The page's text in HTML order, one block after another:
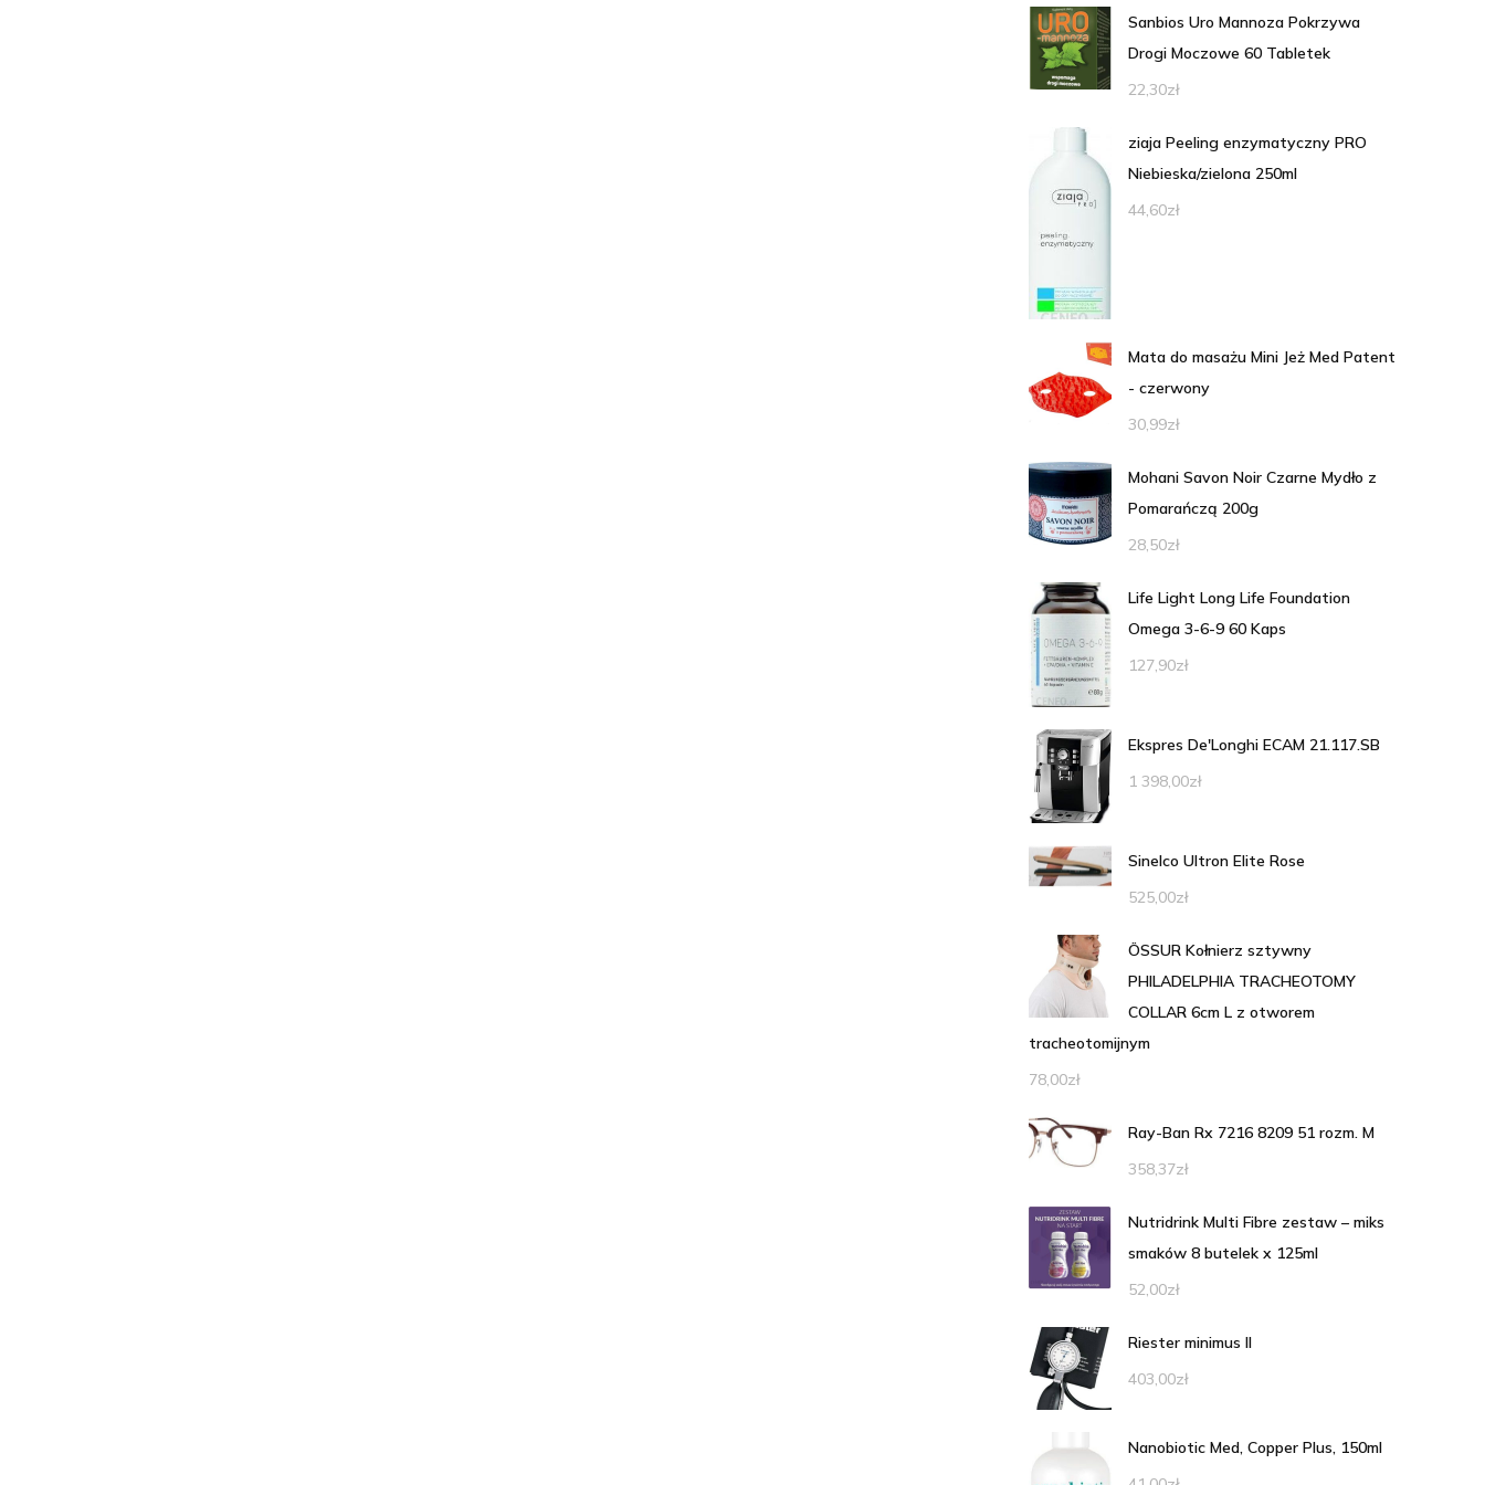
Sanbios Uro Mannoza Pokrzywa
Drogi Moczowe 60 Tabletek
22,30zł
ziaja Peeling enzymatyczny PRO
Niebieska/zielona 250ml
44,60zł
Mata do masażu Mini Jeż Med Patent
- czerwony
30,99zł
Mohani Savon Noir Czarne Mydło z
Pomarańczą 200g
28,50zł
Life Light Long Life Foundation
Omega 3-6-9 60 Kaps
127,90zł
Ekspres De'Longhi ECAM 21.117.SB
1 398,00zł
Sinelco Ultron Elite Rose
525,00zł
ÖSSUR Kołnierz sztywny
PHILADELPHIA TRACHEOTOMY
COLLAR 6cm L z otworem
tracheotomijnym
78,00zł
Ray-Ban Rx 7216 8209 51 rozm. M
358,37zł
Nutridrink Multi Fibre zestaw – miks
smaków 8 butelek x 125ml
52,00zł
Riester minimus II
403,00zł
Nanobiotic Med, Copper Plus, 150ml